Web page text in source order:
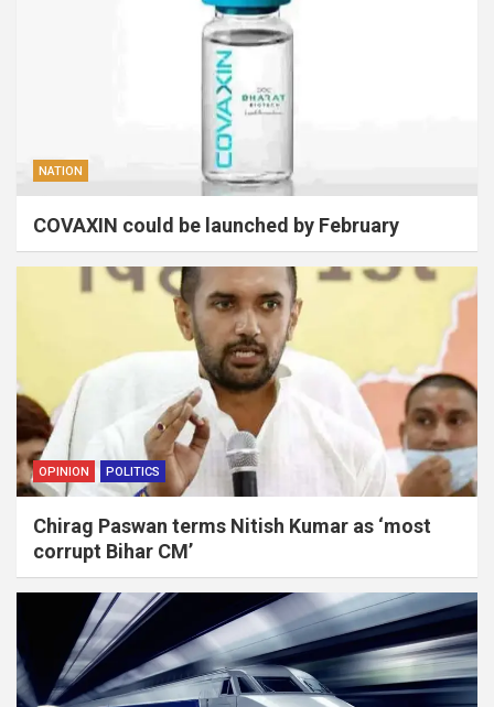
NATION
COVAXIN could be launched by February
OPINION POLITICS
Chirag Paswan terms Nitish Kumar as ‘most
corrupt Bihar CM’